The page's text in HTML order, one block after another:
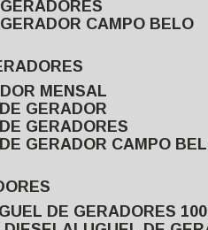
CAMPO BELO
MENSAL
GERADOR
GERADORES
GERADOR CAMPO
DE GERADORES